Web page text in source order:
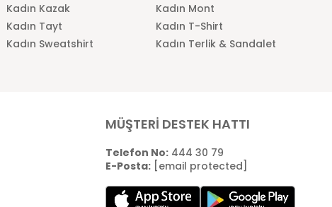
Kadın Kazak
Kadın Mont
Kadın Tayt
Kadın T-Shirt
Kadın Sweatshirt Kadın Terlik & Sandalet
MÜŞTERİ DESTEK HATTI
Telefon No:444 30 79
E-Posta: [email protected]